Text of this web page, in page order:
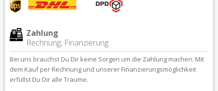
Zahlung
Rechnung, Finanzierung
Bei uns brauchst Du Dir keine Sorgen um die Zahlung machen. Mit
dem Kauf per Rechnung und unserer Finanzierungsmöglichkeit
erfüllst Du Dir alle Träume.